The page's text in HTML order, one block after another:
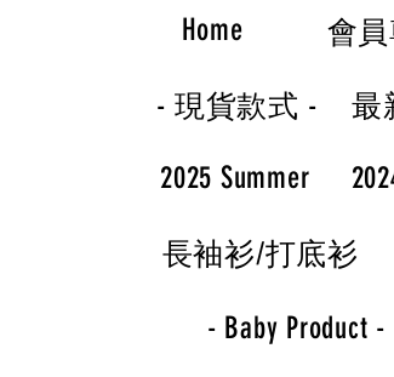
Home 會
- 現貨款式 - 最
2025 Summer
長袖衫/打底衫
- Baby Product -